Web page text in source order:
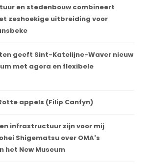
en stedenbouw combineert
zeshoekige uitbreiding voor
geeft Sint-Katelijne-Waver nieuw
met agora en flexibele
Rotte appels (Filip Canfyn)
infrastructuur zijn voor mij
Shigematsu over OMA's
het New Museum